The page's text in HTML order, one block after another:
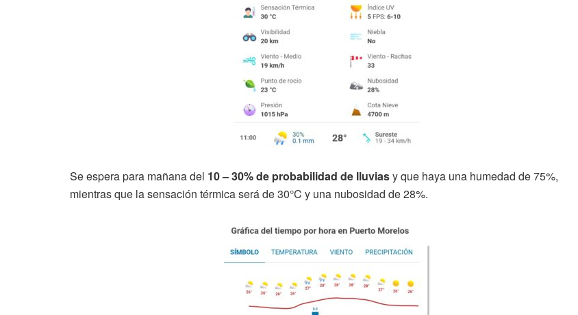
Se espera para mañana del 10 – 30% de probabilidad de lluviasy que haya una humedad de 75%,
mientras que la sensación térmica será de 30°C y una nubosidad de 28%.